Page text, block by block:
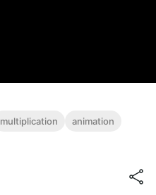
multiplication
animation